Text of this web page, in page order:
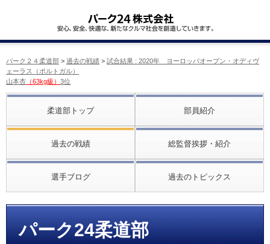
パーク２４柔道部 > 過去の戦績 > 試合結果 : 2020年 ヨーロッパオープン・オディヴ
ェーラス（ポルトガル）
山本杏 （63kg級） 3位
柔道部トップ 部員紹介
過去の戦績 総監督挨拶・紹介
選手ブログ 過去のトピックス
パーク24柔道部